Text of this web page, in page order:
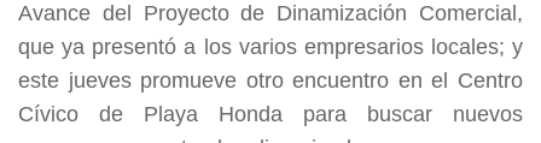
Avance del Proyecto de Dinamización Comercial,
que ya presentó a los varios empresarios locales; y
este jueves promueve otro encuentro en el Centro
Cívico de Playa Honda para buscar nuevos